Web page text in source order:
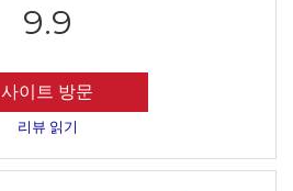
9.9
사이트 방문
리뷰 읽기